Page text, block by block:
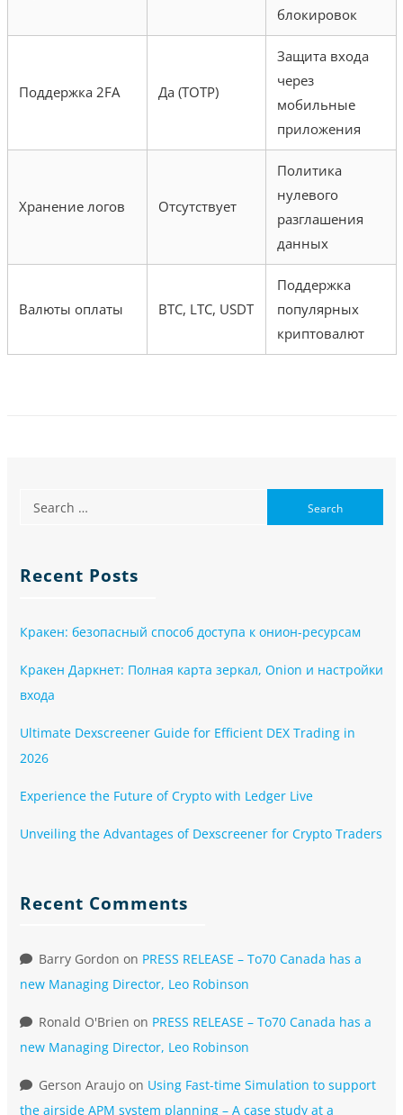
блокировок
Поддержка 2FA Да (TOTP)
Защита входа
через
мобильные
приложения
Хранение логов Отсутствует
Политика
нулевого
разглашения
данных
Валюты оплаты BTC, LTC, USDT
Поддержка
популярных
криптовалют
Recent Posts
Кракен: безопасный способ доступа к онион-ресурсам
Кракен Даркнет: Полная карта зеркал, Onion и настройки
входа
Ultimate Dexscreener Guide for Efficient DEX Trading in
2026
Experience the Future of Crypto with Ledger Live
Unveiling the Advantages of Dexscreener for Crypto Traders
Recent Comments
Barry Gordon on PRESS RELEASE – To70 Canada has a
new Managing Director, Leo Robinson
Ronald O'Brien on PRESS RELEASE – To70 Canada has a
new Managing Director, Leo Robinson
Gerson Araujo on Using Fast-time Simulation to support
the airside APM system planning – A case study at a